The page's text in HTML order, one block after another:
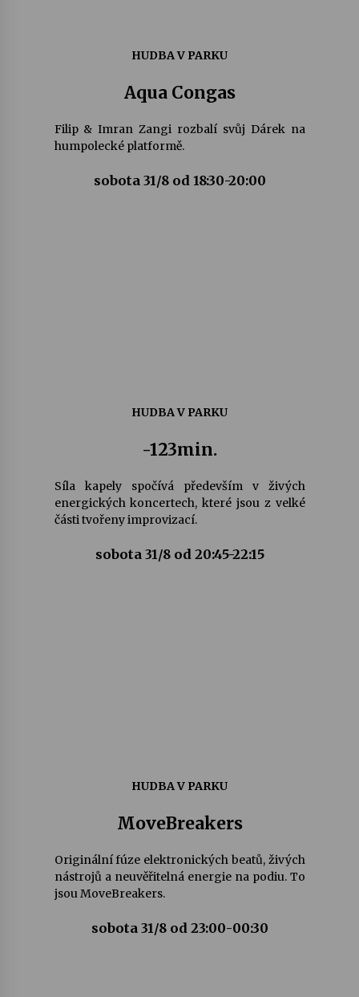
HUDBA V PARKU
Aqua Congas
Filip & Imran Zangi rozbalí svůj Dárek na
humpolecké platformě.
sobota 31/8 od 18:30-20:00
HUDBA V PARKU
-123min.
Síla kapely spočívá především v živých
energických koncertech, které jsou z velké
části tvořeny improvizací.
sobota 31/8 od 20:45-22:15
HUDBA V PARKU
MoveBreakers
Originální fúze elektronických beatů, živých
nástrojů a neuvěřitelná energie na podiu. To
jsou MoveBreakers.
sobota 31/8 od 23:00-00:30